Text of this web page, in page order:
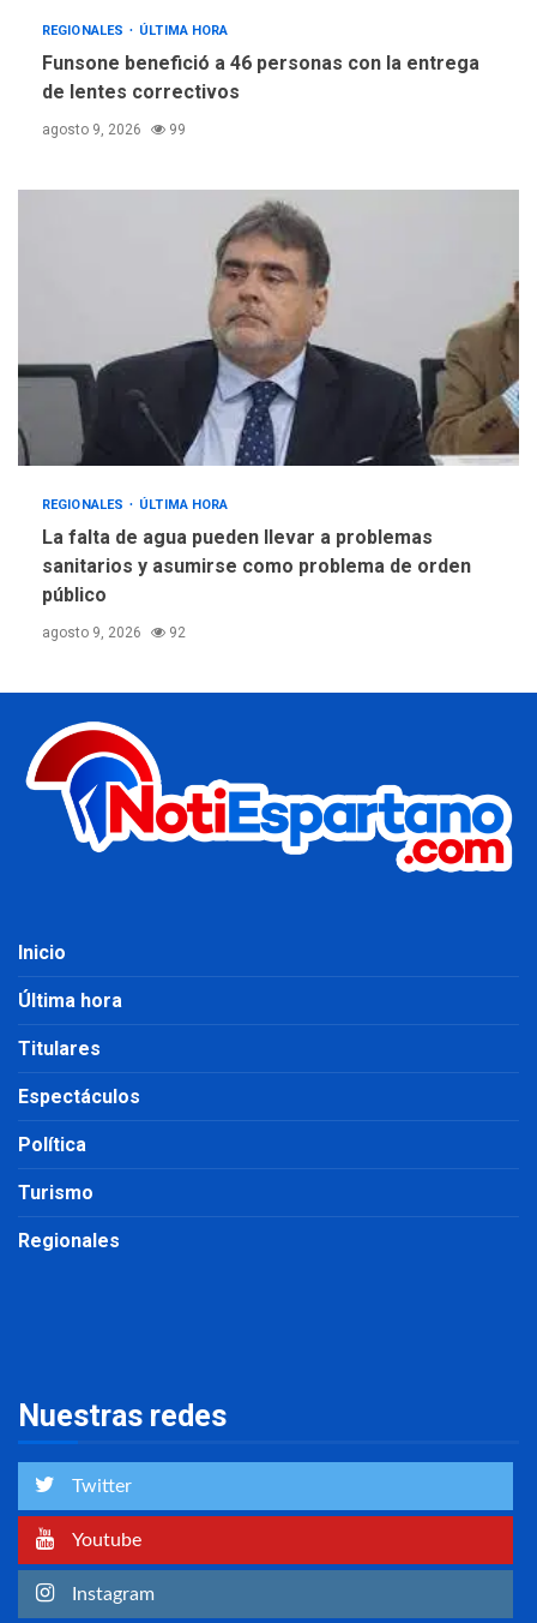
REGIONALES ÚLTIMA HORA
Funsone benefició a 46 personas con la entrega
de lentes correctivos
agosto 9, 2026 99
REGIONALES ÚLTIMA HORA
La falta de agua pueden llevar a problemas
sanitarios y asumirse como problema de orden
público
agosto 9, 2026 92
Inicio
Última hora
Titulares
Espectáculos
Política
Turismo
Regionales
Nuestras redes
Twitter
Youtube
Instagram